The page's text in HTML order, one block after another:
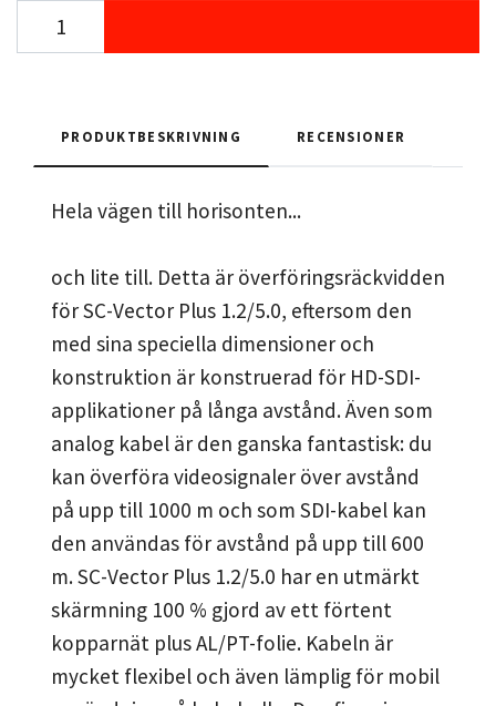
PRODUKTBESKRIVNING RECENSIONER
Hela vägen till horisonten...
och lite till. Detta är överföringsräckvidden
för SC-Vector Plus 1.2/5.0, eftersom den
med sina speciella dimensioner och
konstruktion är konstruerad för HD-SDI-
applikationer på långa avstånd. Även som
analog kabel är den ganska fantastisk: du
kan överföra videosignaler över avstånd
på upp till 1000 m och som SDI-kabel kan
den användas för avstånd på upp till 600
m. SC-Vector Plus 1.2/5.0 har en utmärkt
skärmning 100 % gjord av ett förtent
kopparnät plus AL/PT-folie. Kabeln är
mycket flexibel och även lämplig för mobil